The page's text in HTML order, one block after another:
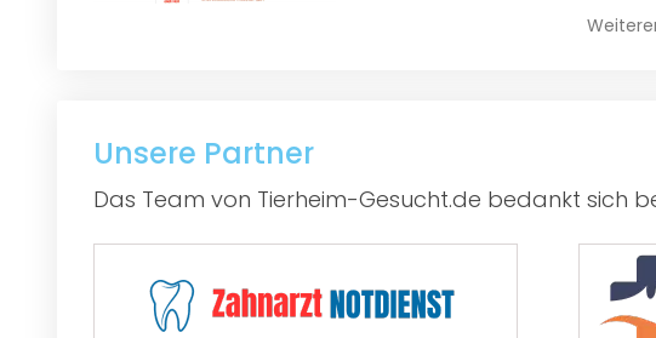
Unsere Partner
Das Team von Tierheim-Gesucht.de bedankt sich